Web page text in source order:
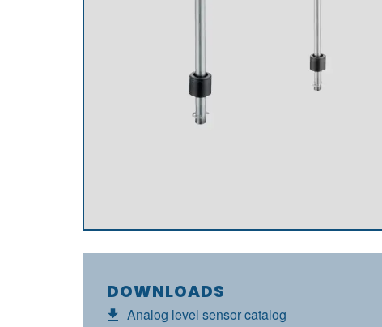
DOWNLOADS
Analog level sensor catalog